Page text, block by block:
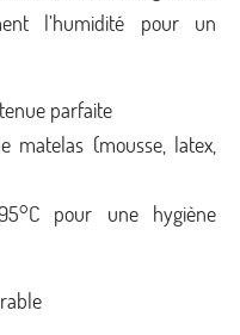
l’humidité pour un
parfaite
(mousse, latex,
pour une hygiène